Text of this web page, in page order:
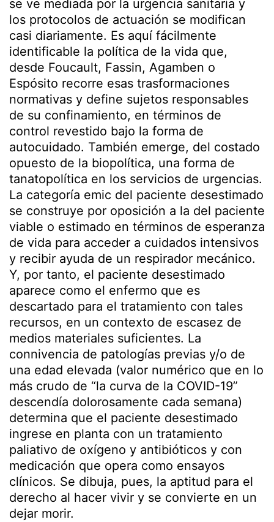
se ve mediada por la urgencia sanitaria y
los protocolos de actuación se modifican
casi diariamente. Es aquí fácilmente
identificable la política de la vida que,
desde Foucault, Fassin, Agamben o
Espósito recorre esas trasformaciones
normativas y define sujetos responsables
de su confinamiento, en términos de
control revestido bajo la forma de
autocuidado. También emerge, del costado
opuesto de la biopolítica, una forma de
tanatopolítica en los servicios de urgencias.
La categoría emic del paciente desestimado
se construye por oposición a la del paciente
viable o estimado en términos de esperanza
de vida para acceder a cuidados intensivos
y recibir ayuda de un respirador mecánico.
Y, por tanto, el paciente desestimado
aparece como el enfermo que es
descartado para el tratamiento con tales
recursos, en un contexto de escasez de
medios materiales suficientes. La
connivencia de patologías previas y/o de
una edad elevada (valor numérico que en lo
más crudo de “la curva de la COVID-19”
descendía dolorosamente cada semana)
determina que el paciente desestimado
ingrese en planta con un tratamiento
paliativo de oxígeno y antibióticos y con
medicación que opera como ensayos
clínicos. Se dibuja, pues, la aptitud para el
derecho al hacer vivir y se convierte en un
dejar morir.